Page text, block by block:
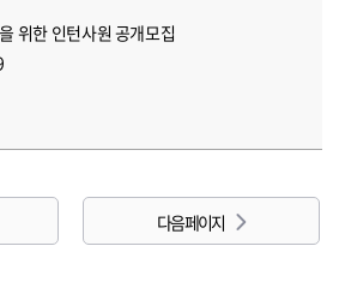
위한 인턴사원 공개모집
다음 페이지